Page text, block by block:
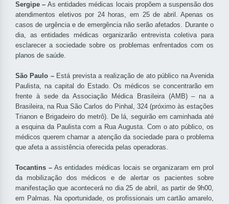
Sergipe –As entidades médicas locais propõem a suspensão dos
atendimentos eletivos por 24 horas, em 25 de abril. Apenas os
casos de urgência e de emergência não serão afetados. Durante o
dia, as entidades médicas organizarão entrevista coletiva para
esclarecer a sociedade sobre os problemas enfrentados com os
planos de saúde.
São Paulo –Está prevista a realização de ato público na Avenida
Paulista, na capital do Estado. Os médicos se concentrarão em
frente à sede da Associação Médica Brasileira (AMB) – na a
Brasileira, na Rua São Carlos do Pinhal, 324 (próximo às estações
Trianon e Brigadeiro do metrô). De lá, seguirão em caminhada até
a esquina da Paulista com a Rua Augusta. Com o ato público, os
médicos querem chamar a atenção da sociedade para o problema
que afeta a assistência oferecida pelas operadoras.
Tocantins –As entidades médicas locais se organizaram em prol
da mobilização dos médicos e de alertar os pacientes sobre
manifestação que acontecerá no dia 25 de abril, as partir de 9h00,
em Palmas. Na oportunidade, os profissionais um cartão amarelo,